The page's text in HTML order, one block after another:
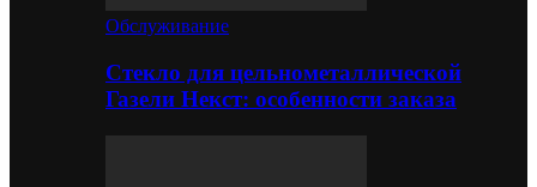
Обслуживание
Стекло для цельнометаллической
Газели Некст: особенности заказа